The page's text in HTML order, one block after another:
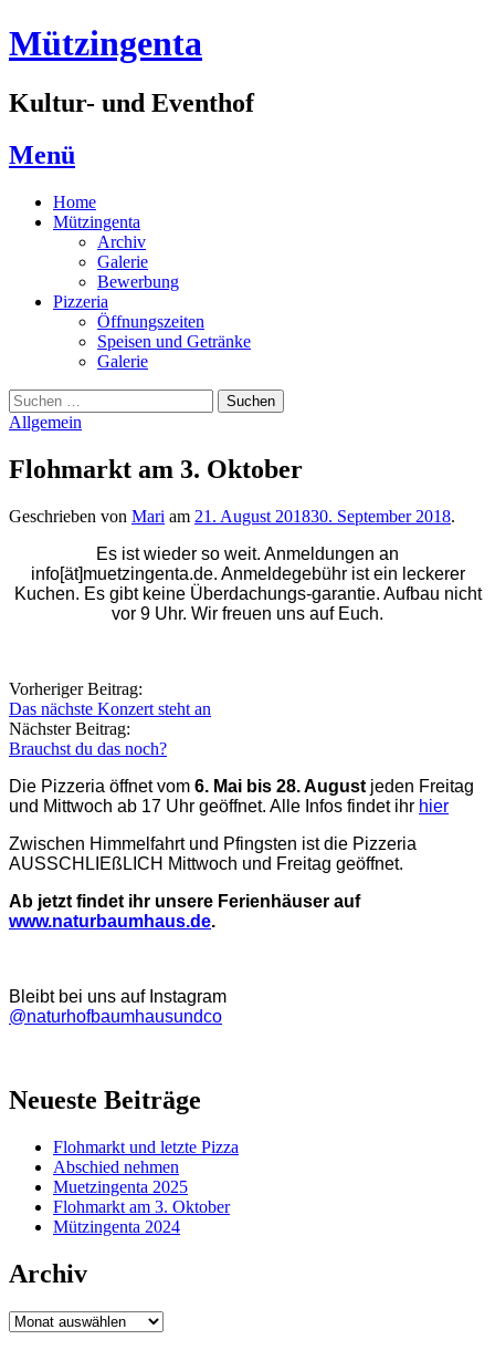
Zum
Inhalt
Mützingenta
Kultur- und Eventhof
Menü
Home
Mützingenta
Archiv
Galerie
Bewerbung
Pizzeria
Öffnungszeiten
Speisen und Getränke
Galerie
Suchen
Suchen
nach:
Allgemein
Flohmarkt am 3. Oktober
Geschrieben von Mari am 21. August 201830. September 2018.
Es ist wieder so weit. Anmeldungen an
info[ät]muetzingenta.de. Anmeldegebühr ist ein leckerer
Kuchen. Es gibt keine Überdachungs-garantie. Aufbau nicht
vor 9 Uhr. Wir freuen uns auf Euch.
Beitragsnavigation
Vorheriger Beitrag:
Das nächste Konzert steht an
Nächster Beitrag:
Brauchst du das noch?
Die Pizzeria öffnet vom 6. Mai bis 28. August jeden Freitag
und Mittwoch ab 17 Uhr geöffnet. Alle Infos findet ihr hier
Zwischen Himmelfahrt und Pfingsten ist die Pizzeria
AUSSCHLIEßLICH Mittwoch und Freitag geöffnet.
Ab jetzt findet ihr unsere Ferienhäuser auf
www.naturbaumhaus.de.
Bleibt bei uns auf Instagram
@naturhofbaumhausundco
Neueste Beiträge
Flohmarkt und letzte Pizza
Abschied nehmen
Muetzingenta 2025
Flohmarkt am 3. Oktober
Mützingenta 2024
Archiv
Archiv